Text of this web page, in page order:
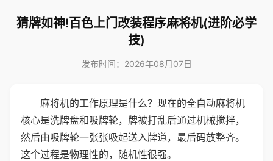
猜牌如神!百色上门改装程序麻将机(进阶必学
技)
发布时间：2026年08月07日
麻将机的工作原理是什么？现在的全自动麻将机
核心是洗牌盘和吸牌轮，牌被打乱后通过机械搅拌，
然后由吸牌轮一张张吸起送入牌道，最后码放整齐。
这个过程是物理性的，随机性很强。